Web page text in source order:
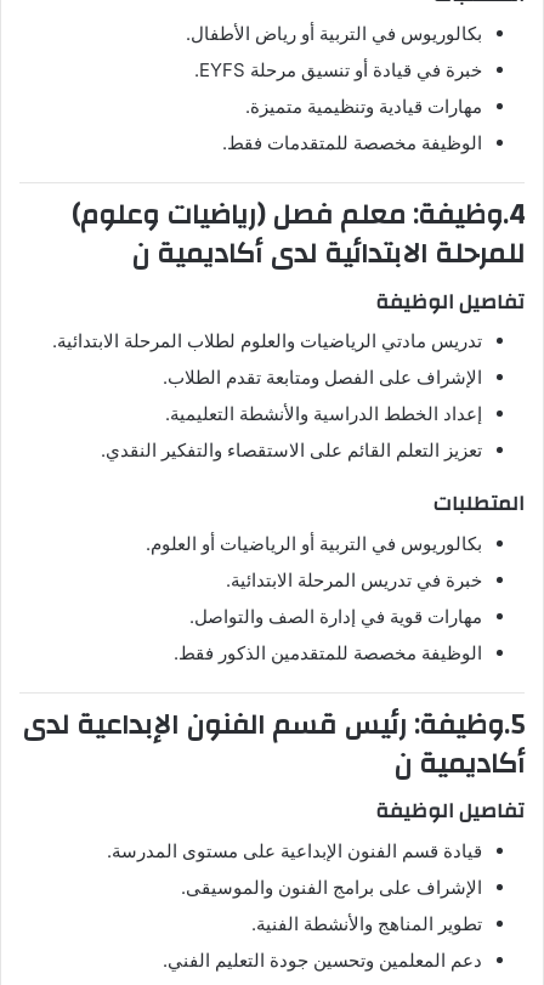
بكالوريوس في التربية أو رياض الأطفال.
خبرة في قيادة أو تنسيق مرحلة EYFS.
مهارات قيادية وتنظيمية متميزة.
الوظيفة مخصصة للمتقدمات فقط.
4.وظيفة: معلم فصل (رياضيات وعلوم)
للمرحلة الابتدائية لدى أكاديمية ن
تفاصيل الوظيفة
تدريس مادتي الرياضيات والعلوم لطلاب المرحلة الابتدائية.
الإشراف على الفصل ومتابعة تقدم الطلاب.
إعداد الخطط الدراسية والأنشطة التعليمية.
تعزيز التعلم القائم على الاستقصاء والتفكير النقدي.
المتطلبات
بكالوريوس في التربية أو الرياضيات أو العلوم.
خبرة في تدريس المرحلة الابتدائية.
مهارات قوية في إدارة الصف والتواصل.
الوظيفة مخصصة للمتقدمين الذكور فقط.
5.وظيفة: رئيس قسم الفنون الإبداعية لدى
أكاديمية ن
تفاصيل الوظيفة
قيادة قسم الفنون الإبداعية على مستوى المدرسة.
الإشراف على برامج الفنون والموسيقى.
تطوير المناهج والأنشطة الفنية.
دعم المعلمين وتحسين جودة التعليم الفني.